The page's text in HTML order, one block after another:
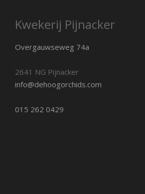
Kwekerij Pijnacker
Overgauwseweg 74a
2641 NG Pijnacker
info@dehoogorchids.com
015 262 0429